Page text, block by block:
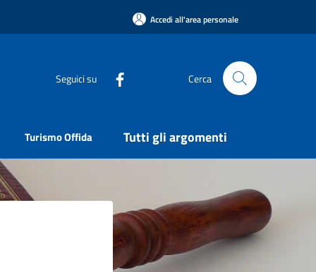
Accedi all'area personale
Seguici su Cerca
Turismo Offida Tutti gli argomenti